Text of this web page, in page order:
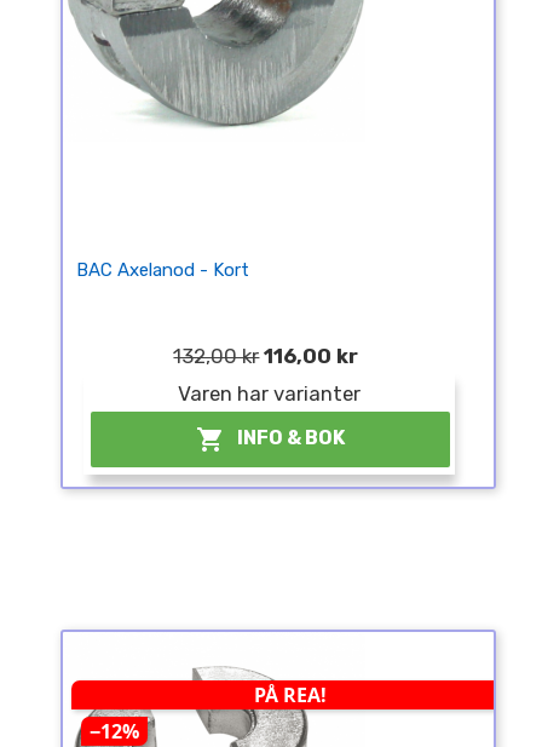
BAC Axelanod - Kort
132,00 kr 116,00 kr
Varen har varianter
 INFO & BOK
PÅ REA!
−12%